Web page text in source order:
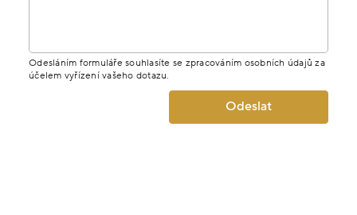
Odesláním formuláře souhlasíte se zpracováním osobních údajů za
účelem vyřízení vašeho dotazu.
Odeslat